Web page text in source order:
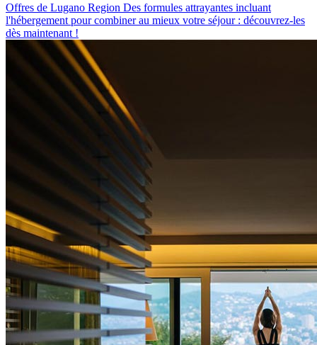
Offres de Lugano Region Des formules attrayantes incluant
l'hébergement pour combiner au mieux votre séjour : découvrez-les
dès maintenant !